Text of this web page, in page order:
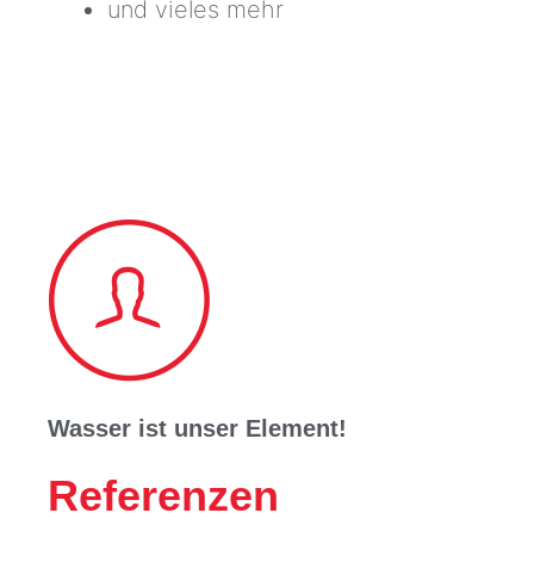
und vieles mehr
Wasser ist unser Element!
Referenzen